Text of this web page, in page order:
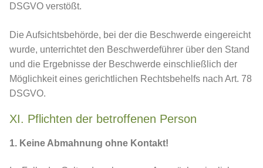
DSGVO verstößt.
Die Aufsichtsbehörde, bei der die Beschwerde eingereicht
wurde, unterrichtet den Beschwerdeführer über den Stand
und die Ergebnisse der Beschwerde einschließlich der
Möglichkeit eines gerichtlichen Rechtsbehelfs nach Art. 78
DSGVO.
XI. Pflichten der betroffenen Person
1. Keine Abmahnung ohne Kontakt!